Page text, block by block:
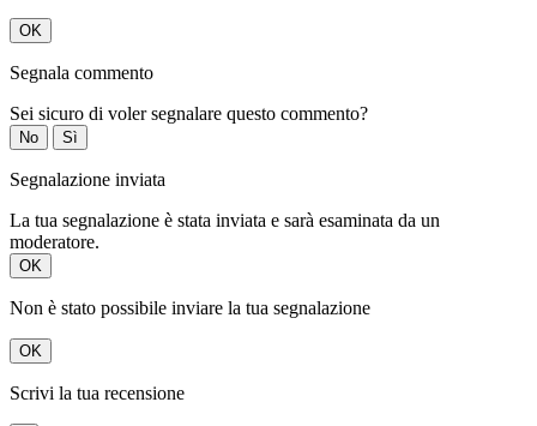
OK
Segnala commento
Sei sicuro di voler segnalare questo commento?
No Sì
Segnalazione inviata
La tua segnalazione è stata inviata e sarà esaminata da un
moderatore.
OK
Non è stato possibile inviare la tua segnalazione
OK
Scrivi la tua recensione